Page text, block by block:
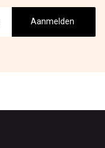
Aanmelden